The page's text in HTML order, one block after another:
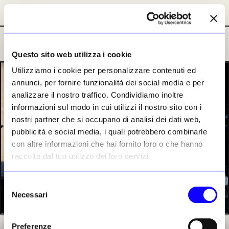
Questo sito web utilizza i cookie
Utilizziamo i cookie per personalizzare contenuti ed
annunci, per fornire funzionalità dei social media e per
analizzare il nostro traffico. Condividiamo inoltre
informazioni sul modo in cui utilizzi il nostro sito con i
nostri partner che si occupano di analisi dei dati web,
pubblicità e social media, i quali potrebbero combinarle
con altre informazioni che hai fornito loro o che hanno
raccolto dal tuo utilizzo dei loro servizi.
delNecessari
Preferenze
PREMIUM